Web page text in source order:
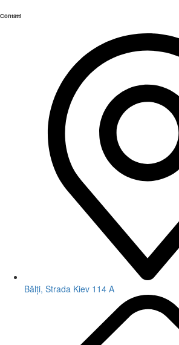
Contatti
Bălți, Strada Kiev 114 A